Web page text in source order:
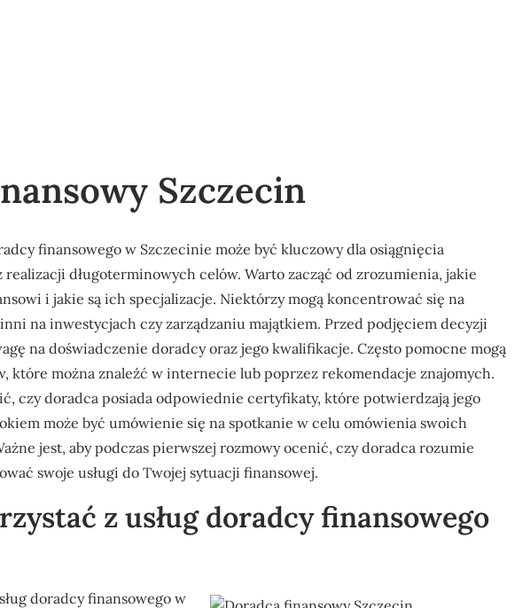
Szczecin
finansowego w Szczecinie może być kluczowy dla osiągnięcia
długoterminowych celów. Warto zacząć od zrozumienia, jakie
i jakie są ich specjalizacje. Niektórzy mogą koncentrować się na
na inwestycjach czy zarządzaniu majątkiem. Przed podjęciem decyzji
na doświadczenie doradcy oraz jego kwalifikacje. Często pomocne mogą
które można znaleźć w internecie lub poprzez rekomendacje znajomych.
czy doradca posiada odpowiednie certyfikaty, które potwierdzają jego
może być umówienie się na spotkanie w celu omówienia swoich
jest, aby podczas pierwszej rozmowy ocenić, czy doradca rozumie
swoje usługi do Twojej sytuacji finansowej.
z usług doradcy finansowego
doradcy finansowego w